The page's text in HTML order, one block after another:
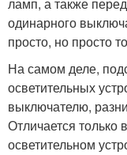
ламп, а также
одинарного
просто, но просто
На самом деле,
осветительных
выключателю,
Отличается только
осветительном